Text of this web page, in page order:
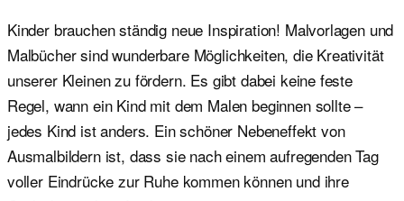
Kinder brauchen ständig neue Inspiration! Malvorlagen und
Malbücher sind wunderbare Möglichkeiten, die Kreativität
unserer Kleinen zu fördern. Es gibt dabei keine feste
Regel, wann ein Kind mit dem Malen beginnen sollte –
jedes Kind ist anders. Ein schöner Nebeneffekt von
Ausmalbildern ist, dass sie nach einem aufregenden Tag
voller Eindrücke zur Ruhe kommen können und ihre